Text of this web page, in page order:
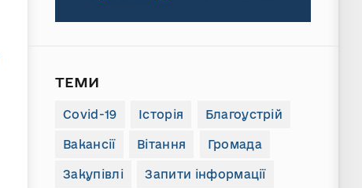
ТЕМИ
Covid-19 Історія Благоустрій
Вакансії Вітання Громада
Закупівлі Запити інформації